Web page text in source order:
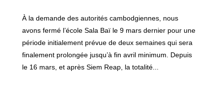
À la demande des autorités cambodgiennes, nous
avons fermé l’école Sala Baï le 9 mars dernier pour une
période initialement prévue de deux semaines qui sera
finalement prolongée jusqu’à fin avril minimum. Depuis
le 16 mars, et après Siem Reap, la totalité...